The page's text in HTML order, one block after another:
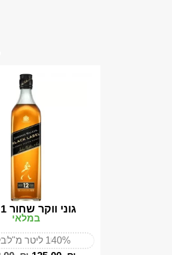
גוני ווקר שחור 1 ליטר
במלאי
40%1 ליטר מ"ל